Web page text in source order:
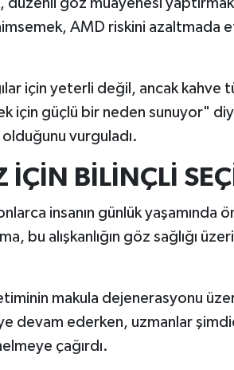
düzenli göz muayenesi
AMD riskini azaltmada
için yeterli değil, ancak kahve
için güçlü bir neden sunuyor"
olduğunu vurguladı.
İÇİN BİLİNÇLİ
insanın günlük yaşamında
bu alışkanlığın göz sağlığı
makula dejenerasyonu
devam ederken, uzmanlar
çağırdı.